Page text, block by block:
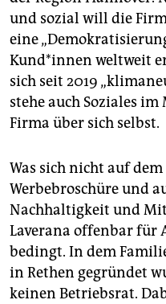
genossenschaft
epaper login
und sozial will die
eine
Kund*in­nen weltweit
sich seit 2019
stehe auch Soziales
Firma über sich selbst.
Was sich nicht auf
Werbebroschüre und
Nachhaltigkeit und
Laverana offenbar für
bedingt. In dem
in Rethen gegründet
keinen Betriebsrat.